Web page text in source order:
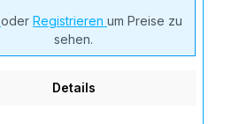
oder Registrieren um Preise zu
sehen.
Details